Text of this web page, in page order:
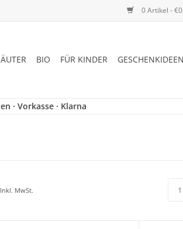
0 Artikel -
BIO FÜR KINDER GESCHENKIDEEN
· Vorkasse · Klarna
Inkl. MwSt.